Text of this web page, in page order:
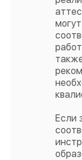
Если